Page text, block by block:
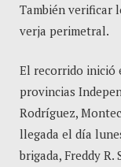
También verificar
verja perimetral.
El recorrido inició
provincias
Rodríguez,
llegada el día
brigada, Freddy